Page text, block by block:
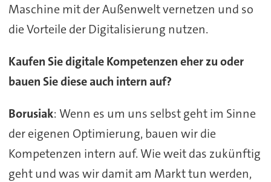
Maschine mit der Außenwelt vernetzen und so
die Vorteile der Digitalisierung nutzen.
Kaufen Sie digitale Kompetenzen eher zu oder
bauen Sie diese auch intern auf?
Borusiak: Wenn es um uns selbst geht im Sinne
der eigenen Optimierung, bauen wir die
Kompetenzen intern auf. Wie weit das zukünftig
geht und was wir damit am Markt tun werden,